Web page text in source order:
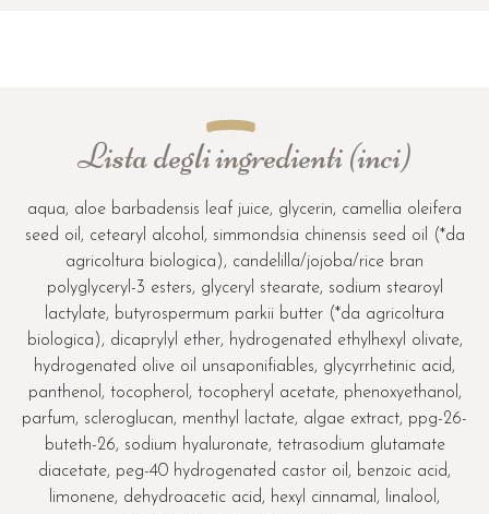
Lista degli ingredienti (inci)
aqua, aloe barbadensis leaf juice, glycerin, camellia oleifera
seed oil, cetearyl alcohol, simmondsia chinensis seed oil (*da
agricoltura biologica), candelilla/jojoba/rice bran
polyglyceryl-3 esters, glyceryl stearate, sodium stearoyl
lactylate, butyrospermum parkii butter (*da agricoltura
biologica), dicaprylyl ether, hydrogenated ethylhexyl olivate,
hydrogenated olive oil unsaponifiables, glycyrrhetinic acid,
panthenol, tocopherol, tocopheryl acetate, phenoxyethanol,
parfum, scleroglucan, menthyl lactate, algae extract, ppg-26-
buteth-26, sodium hyaluronate, tetrasodium glutamate
diacetate, peg-40 hydrogenated castor oil, benzoic acid,
limonene, dehydroacetic acid, hexyl cinnamal, linalool,